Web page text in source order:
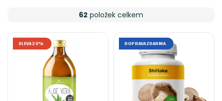
62 položek celkem
SLEVA 20% DOPRAVA ZDARMA